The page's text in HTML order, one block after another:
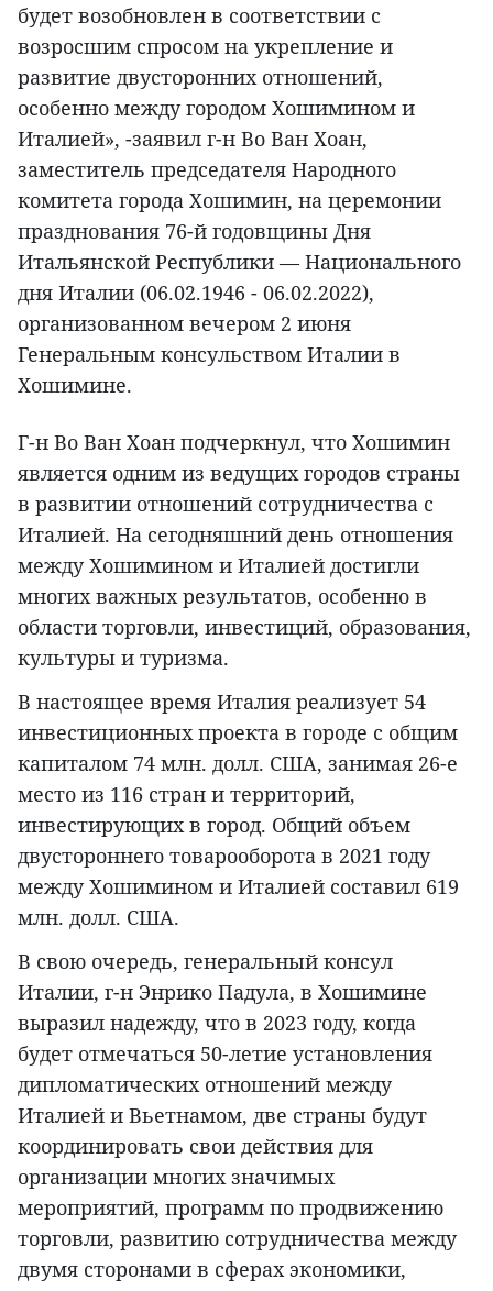
будет возобновлен в соответствии с
возросшим спросом на укрепление и
развитие двусторонних отношений,
особенно между городом Хошимином и
Италией», -заявил г-н Во Ван Хоан,
заместитель председателя Народного
комитета города Хошимин, на церемонии
празднования 76-й годовщины Дня
Итальянской Республики — Национального
дня Италии (06.02.1946 - 06.02.2022),
организованном вечером 2 июня
Генеральным консульством Италии в
Хошимине.
Г-н Во Ван Хоан подчеркнул, что Хошимин
является одним из ведущих городов страны
в развитии отношений сотрудничества с
Италией. На сегодняшний день отношения
между Хошимином и Италией достигли
многих важных результатов, особенно в
области торговли, инвестиций, образования,
культуры и туризма.
В настоящее время Италия реализует 54
инвестиционных проекта в городе с общим
капиталом 74 млн. долл. США, занимая 26-е
место из 116 стран и территорий,
инвестирующих в город. Общий объем
двустороннего товарооборота в 2021 году
между Хошимином и Италией составил 619
млн. долл. США.
В свою очередь, генеральный консул
Италии, г-н Энрико Падула, в Хошимине
выразил надежду, что в 2023 году, когда
будет отмечаться 50-летие установления
дипломатических отношений между
Италией и Вьетнамом, две страны будут
координировать свои действия для
организации многих значимых
мероприятий, программ по продвижению
торговли, развитию сотрудничества между
двумя сторонами в сферах экономики,